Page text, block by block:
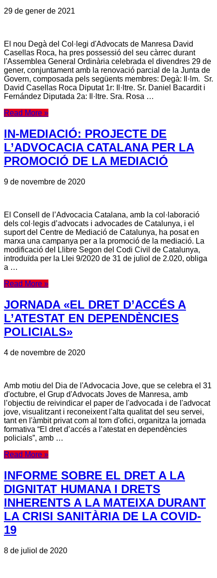
29 de gener de 2021
El nou Degà del Col·legi d'Advocats de Manresa David
Casellas Roca, ha pres possessió del seu càrrec durant
l'Assemblea General Ordinària celebrada el divendres 29 de
gener, conjuntament amb la renovació parcial de la Junta de
Govern, composada pels següents membres: Degà: Il·lm. Sr.
David Casellas Roca Diputat 1r: Il·ltre. Sr. Daniel Bacardit i
Fernández Diputada 2a: Il·ltre. Sra. Rosa …
Read More »
IN-MEDIACIÓ: PROJECTE DE
L’ADVOCACIA CATALANA PER LA
PROMOCIÓ DE LA MEDIACIÓ
9 de novembre de 2020
El Consell de l’Advocacia Catalana, amb la col·laboració
dels col·legis d’advocats i advocades de Catalunya, i el
suport del Centre de Mediació de Catalunya, ha posat en
marxa una campanya per a la promoció de la mediació. La
modificació del Llibre Segon del Codi Civil de Catalunya,
introduïda per la Llei 9/2020 de 31 de juliol de 2.020, obliga
a …
Read More »
JORNADA «EL DRET D’ACCÉS A
L’ATESTAT EN DEPENDÈNCIES
POLICIALS»
4 de novembre de 2020
Amb motiu del Dia de l'Advocacia Jove, que se celebra el 31
d'octubre, el Grup d'Advocats Joves de Manresa, amb
l’objectiu de reivindicar el paper de l'advocada i de l'advocat
jove, visualitzant i reconeixent l'alta qualitat del seu servei,
tant en l'àmbit privat com al torn d'ofici, organitza la jornada
formativa “El dret d’accés a l’atestat en dependències
policials”, amb …
Read More »
INFORME SOBRE EL DRET A LA
DIGNITAT HUMANA I DRETS
INHERENTS A LA MATEIXA DURANT
LA CRISI SANITÀRIA DE LA COVID-
19
8 de juliol de 2020